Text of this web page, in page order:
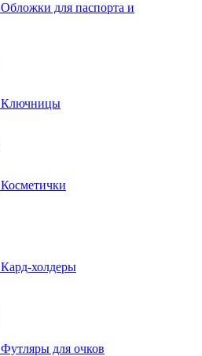
Обложки для паспорта и
Ключницы
Косметички
Кард-холдеры
Футляры для очков